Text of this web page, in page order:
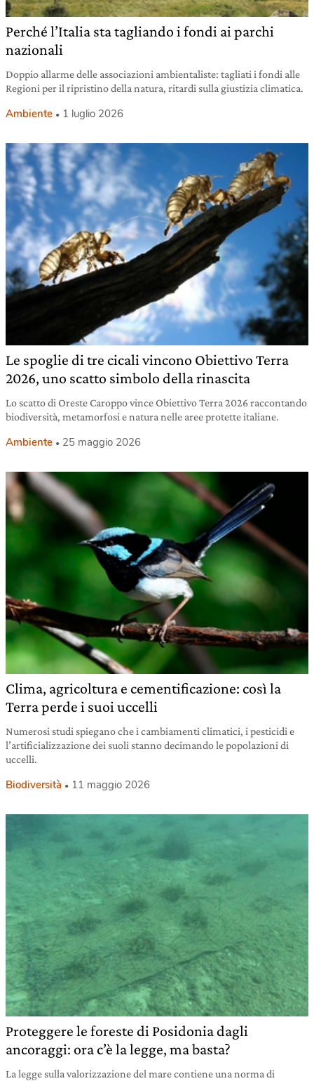
Perché l’Italia sta tagliando i fondi ai parchi
nazionali
Doppio allarme delle associazioni ambientaliste: tagliati i fondi alle
Regioni per il ripristino della natura, ritardi sulla giustizia climatica.
Ambiente 1 luglio 2026
Le spoglie di tre cicali vincono Obiettivo Terra
2026, uno scatto simbolo della rinascita
Lo scatto di Oreste Caroppo vince Obiettivo Terra 2026 raccontando
biodiversità, metamorfosi e natura nelle aree protette italiane.
Ambiente 25 maggio 2026
Clima, agricoltura e cementificazione: così la
Terra perde i suoi uccelli
Numerosi studi spiegano che i cambiamenti climatici, i pesticidi e
l’artificializzazione dei suoli stanno decimando le popolazioni di
uccelli.
Biodiversità 11 maggio 2026
Proteggere le foreste di Posidonia dagli
ancoraggi: ora c’è la legge, ma basta?
La legge sulla valorizzazione del mare contiene una norma di